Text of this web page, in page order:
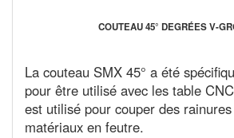
COUTEAU 45° DEGRÉES V-
La couteau SMX 45° a été
pour être utilisé avec les table
est utilisé pour couper des
matériaux en feutre.